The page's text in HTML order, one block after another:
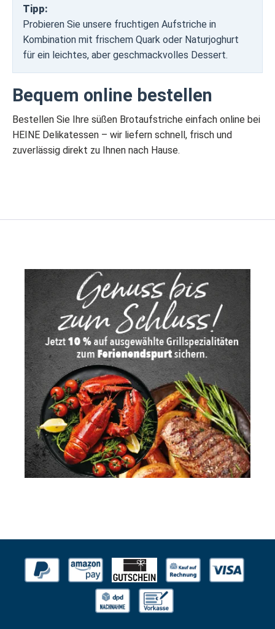
Tipp:
Probieren Sie unsere fruchtigen Aufstriche in
Kombination mit frischem Quark oder Naturjoghurt
für ein leichtes, aber geschmackvolles Dessert.
Bequem online bestellen
Bestellen Sie Ihre süßen Brotaufstriche einfach online bei
HEINE Delikatessen – wir liefern schnell, frisch und
zuverlässig direkt zu Ihnen nach Hause.